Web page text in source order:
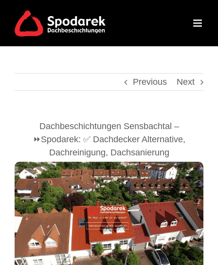
content
Previous Next
Dachbeschichtungen Sensbachtal –
⏩Spodarek: ✅ Dachdecker Alternative,
Dachreinigung, Dachsanierung